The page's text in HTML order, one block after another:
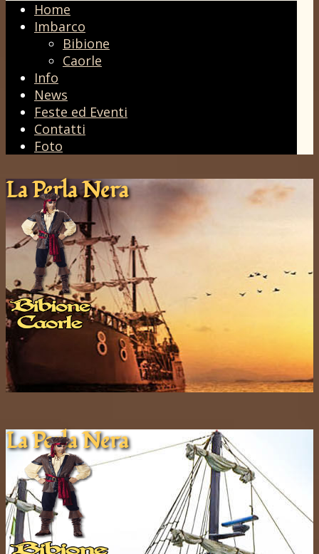
Home
Imbarco
Bibione
Caorle
Info
News
Feste ed Eventi
Contatti
Foto
La Pe​rla ​Nera
La Pe​rla ​Nera